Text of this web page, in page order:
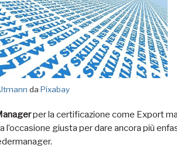
da Pixabay
per la certificazione come Export
l’occasione giusta per dare ancora più